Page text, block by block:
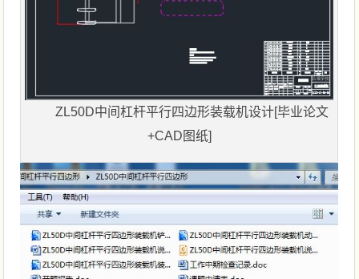
ZL50D中间杠杆平行四边形装载机设计[毕业论文
+CAD图纸]